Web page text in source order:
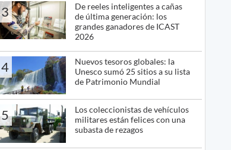
3
De reeles inteligentes a cañas
de última generación: los
grandes ganadores de ICAST
2026
4
Nuevos tesoros globales: la
Unesco sumó 25 sitios a su lista
de Patrimonio Mundial
5
Los coleccionistas de vehículos
militares están felices con una
subasta de rezagos